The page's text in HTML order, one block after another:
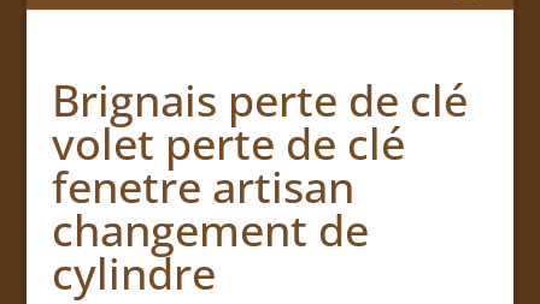
Brignais perte de clé
volet perte de clé
fenetre artisan
changement de
cylindre